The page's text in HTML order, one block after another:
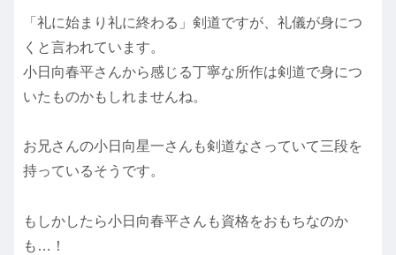
「礼に始まり礼に終わる」剣道ですが、礼儀が身につ
くと言われています。
小日向春平さんから感じる丁寧な所作は剣道で身につ
いたものかもしれませんね。
お兄さんの小日向星一さんも剣道なさっていて三段を
持っているそうです。
もしかしたら小日向春平さんも資格をおもちなのか
も…！